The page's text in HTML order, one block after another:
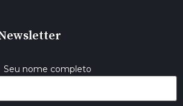
Seu nome completo